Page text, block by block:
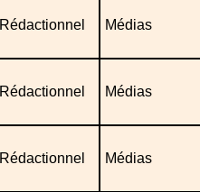
Rédactionnel Médias
Rédactionnel Médias
Rédactionnel Médias